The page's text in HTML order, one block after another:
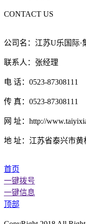
CONTACT US
公司名：江苏U乐国际·
联系人：张经理
电 话：0523-87308111
传 真：0523-87308111
网 址：http://
地 址：江苏省泰兴市黄
首页
一键拨号
一键信息
顶部